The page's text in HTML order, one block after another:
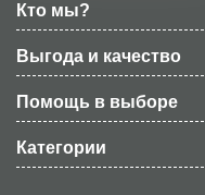
Кто мы?
Выгода и качество
Помощь в выборе
Категории